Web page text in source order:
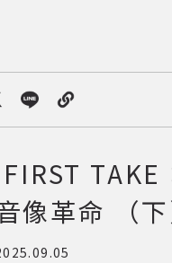
文專區
TAKE
像革命 （下
庫
述歷史